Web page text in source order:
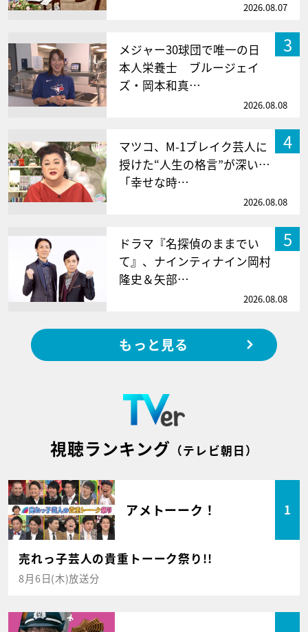
2026.08.07
3
メジャー30球団で唯一の日
本人栄養士 ブルージェイ
ズ・岡本和真…
2026.08.08
4
マツコ、M-1ブレイク芸人に
授けた“人生の格言”が深い…
「幸せな時…
2026.08.08
5
ドラマ『名探偵のままでい
て』、ナインティナイン岡村
隆史＆矢部…
2026.08.08
もっと見る
視聴ランキング （テレビ朝日）
アメトーーク！ 1
売れっ子芸人の貴重トーーク祭り!!
8月6日(木)放送分